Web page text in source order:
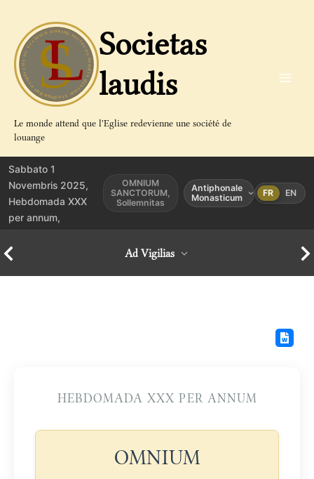
contenu
Societas
laudis
Le monde attend que l'Eglise redevienne une société de
louange
Sabbato 1
Novembris 2025,
Hebdomada XXX
per annum,
OMNIUM
SANCTORUM,
Sollemnitas
Antiphonale
Monasticum
FR EN
Ad Vigilias
HEBDOMADA XXX PER ANNUM
OMNIUM